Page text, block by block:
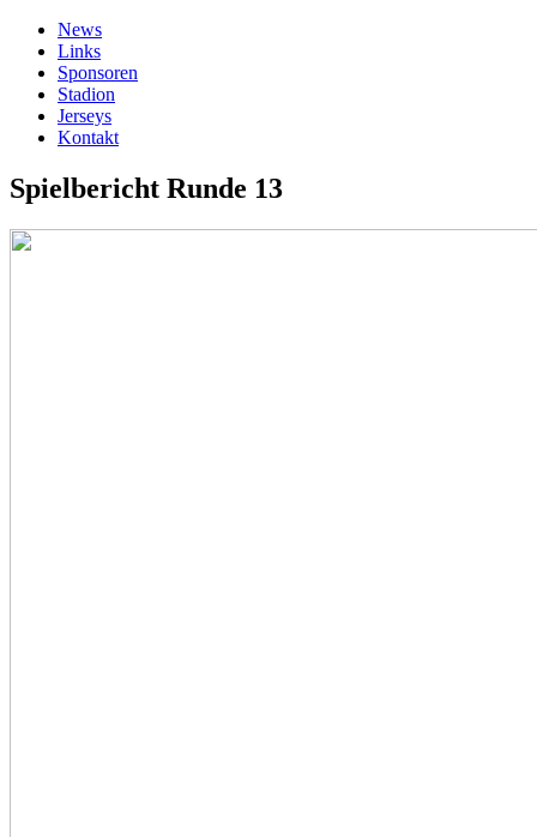
News
Links
Sponsoren
Stadion
Jerseys
Kontakt
Spielbericht Runde 13